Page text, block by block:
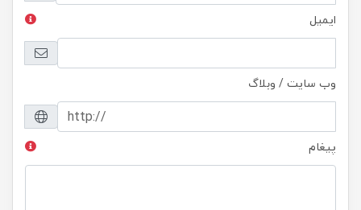
ایمیل
وب سایت / وبلاگ
پیغام